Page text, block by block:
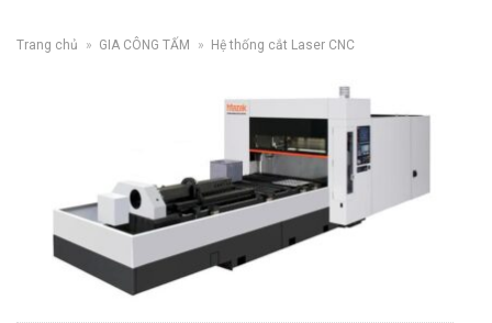
Trang chủ » GIA CÔNG TẤM » Hệ thống cắt Laser CNC